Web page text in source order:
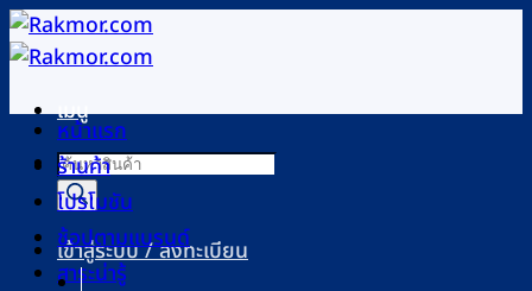
ข้าม
ไป
เนื้อหาเมนู
Products
search
เข้าสู่ระบบ / ลงทะเบียน
หน้าแรก
ร้านค้า
โปรโมชัน
ช้อปตามแบรนด์
สาระน่ารู้